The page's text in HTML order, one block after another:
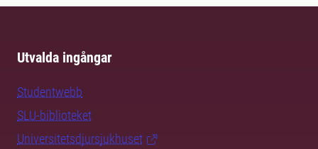
Utvalda ingångar
Studentwebb
SLU-biblioteket
Universitetsdjursjukhuset